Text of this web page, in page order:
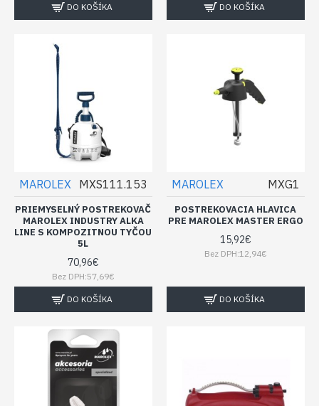
DO KOŠÍKA DO KOŠÍKA
MAROLEX MXS111.153
PRIEMYSELNÝ POSTREKOVAČ
MAROLEX INDUSTRY ALKA
LINE S KOMPOZITNOU TYČOU
5L
70,96€
Bez DPH:57,69€
DO KOŠÍKA
MAROLEX MXG1
POSTREKOVACIA HLAVICA
PRE MAROLEX MASTER ERGO
15,92€
Bez DPH:12,94€
DO KOŠÍKA